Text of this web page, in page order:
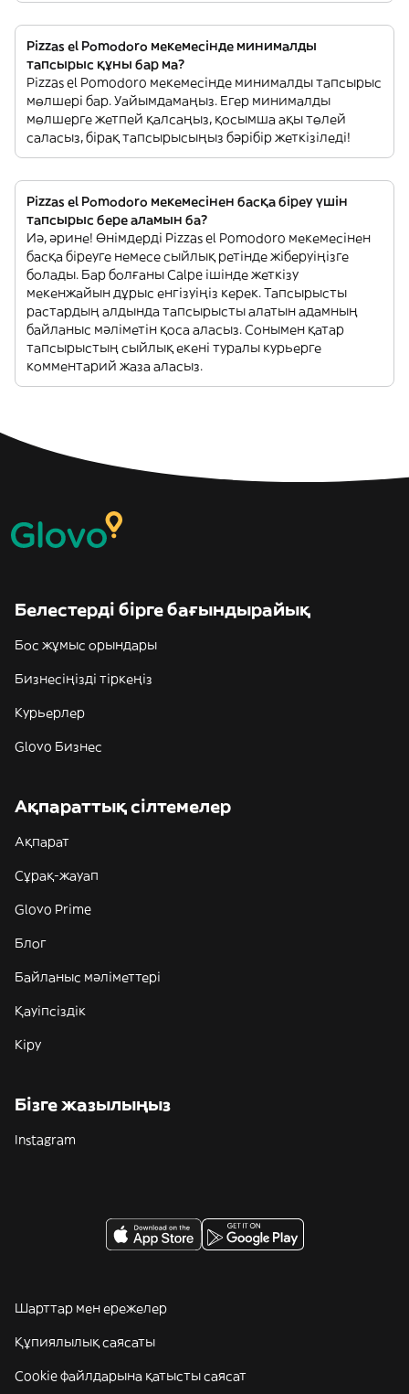
Pizzas el Pomodoro мекемесінде минималды
тапсырыс құны бар ма?
Pizzas el Pomodoro мекемесінде минималды тапсырыс
мөлшері бар. Уайымдамаңыз. Егер минималды
мөлшерге жетпей қалсаңыз, қосымша ақы төлей
саласыз, бірақ тапсырысыңыз бәрібір жеткізіледі!
Pizzas el Pomodoro мекемесінен басқа біреу үшін
тапсырыс бере аламын ба?
Иә, әрине! Өнімдерді Pizzas el Pomodoro мекемесінен
басқа біреуге немесе сыйлық ретінде жіберуіңізге
болады. Бар болғаны Calpe ішінде жеткізу
мекенжайын дұрыс енгізуіңіз керек. Тапсырысты
растардың алдында тапсырысты алатын адамның
байланыс мәліметін қоса аласыз. Сонымен қатар
тапсырыстың сыйлық екені туралы курьерге
комментарий жаза аласыз.
Белестерді бірге бағындырайық
Бос жұмыс орындары
Бизнесіңізді тіркеңіз
Курьерлер
Glovo Бизнес
Ақпараттық сілтемелер
Ақпарат
Сұрақ-жауап
Glovo Prime
Блог
Байланыс мәліметтері
Қауіпсіздік
Кіру
Бізге жазылыңыз
Instagram
Шарттар мен ережелер
Құпиялылық саясаты
Cookie файлдарына қатысты саясат